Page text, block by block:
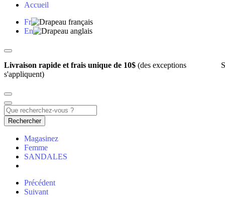
Accueil
Fr
En
Livraison rapide et frais unique de 10$ (des exceptions
s'appliquent)
Rechercher
Magasinez
Femme
SANDALES
Précédent
Suivant